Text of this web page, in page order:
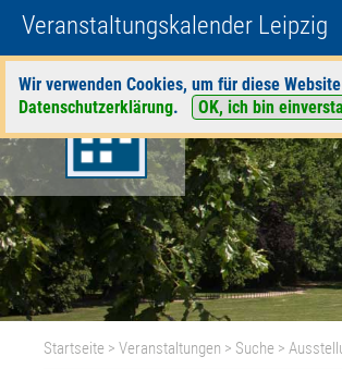
Veranstaltungskalender Leipzig
Wir verwenden Cookies, um für diese
Datenschutzerklärung. OK, ich bin
Startseite >Veranstaltungen > Suche >